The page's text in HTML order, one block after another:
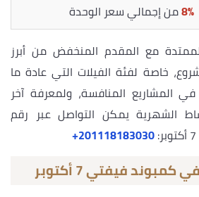
8%من إجمالي سعر الوحدة
مع المقدم المنخفض من أبرز
خاصة لفئة الفيلات التي عادة ما
المشاريع المنافسة، ولمعرفة آخر
الشهرية يمكن التواصل عبر رقم
‎+201118183030
فيفتي 7 أكتوبر